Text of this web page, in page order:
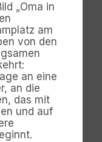
„Oma in
am
von den
an eine
an die
das mit
und auf